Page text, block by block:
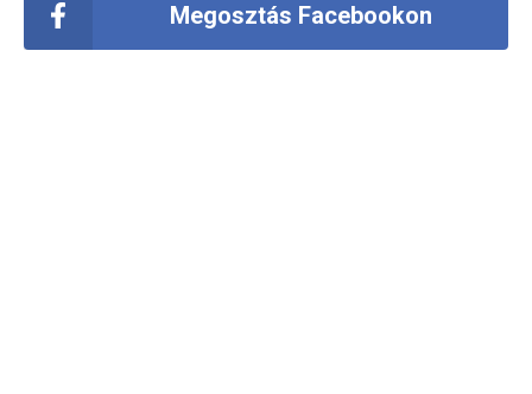
Megosztás Facebookon